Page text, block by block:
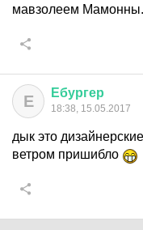
мавзолеем Мамонны.
Е Ебургер
18:38, 15.05.2017
дык это
ветром пришибло